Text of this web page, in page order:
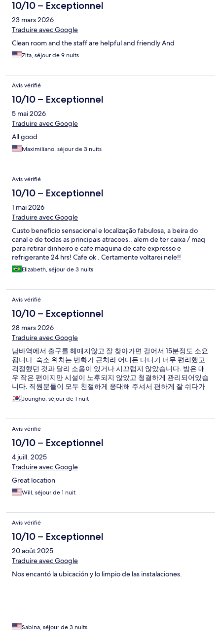
10/10 – Exceptionnel
23 mars 2026
Traduire avec Google
Clean room and the staff are helpful and friendly And
Zita, séjour de 9 nuits
Avis vérifié
10/10 – Exceptionnel
5 mai 2026
Traduire avec Google
All good
Maximiliano, séjour de 3 nuits
Avis vérifié
10/10 – Exceptionnel
1 mai 2026
Traduire avec Google
Custo beneficio sensacional e localização fabulosa, a beira do
canal e de todas as principais atracoes.. alem de ter caixa / maq
para retirar dinheiro e cafe maquina de cafe expresso e
refrigerante 24 hrs! Cafe ok . Certamente voltarei nele!!
Elizabeth, séjour de 3 nuits
Avis vérifié
10/10 – Exceptionnel
28 mars 2026
Traduire avec Google
남바역에서 출구를 헤매지않고 잘 찾아가면 걸어서 15분정도 소요
됩니다. 숙소 위치는 번화가 근처라 어디든 다니기 너무 편리했고
걱정했던 것과 달리 소음이 있거나 시끄럽지 않았습니다. 방은 매
우 작은 편이지만 시설이 노후되지 않았고 청결하게 관리되어있습
니다. 직원분들이 모두 친절하게 응대해 주셔서 편하게 잘 쉬다가
왔습니다.
Joungho, séjour de 1 nuit
Avis vérifié
10/10 – Exceptionnel
4 juill. 2025
Traduire avec Google
Great location
Will, séjour de 1 nuit
Avis vérifié
10/10 – Exceptionnel
20 août 2025
Traduire avec Google
Nos encantó la ubicación y lo limpio de las instalaciones.
Sabina, séjour de 3 nuits